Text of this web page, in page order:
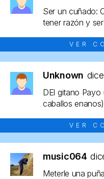
Ser un cuñado:
tener razón y
VER
Unknown
DEl gitano
caballos
VER
music064
Meterle una